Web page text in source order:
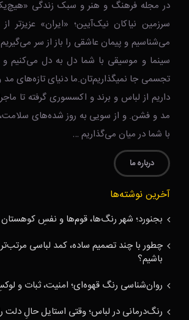
در مجله فرهنگ و هنر و سبک زندگی‌
سرزمین نیاکان نیک‌‌‌آیین؛ «ایران» عزیزتر
می‌شناسیم و پیمان عاشقی را باز از سر
سینما و موسیقی با شما دل به دل می‌کنیم و
تجسمی جا نمیگذاریم‌تان.ما دنیای تازه‌های مد
داریم از لباس و برند و اکسسوری گرفته تا
مد و فشن. و از سویی به روز شده‌های سلامت،
با شما در میان می‌گذاریم …
درباره ما
آخرین نوشته‌ها
بجنورد؛ شهر رنگ‌ها، قوم‌ها و نفسِ کوهستان
چطور با چند تصمیم ساده، کمد لباسی
باشیم؟
روان‌شناسی رنگ قهوه‌ای؛ امنیت، ثبات و
رنگ‌درمانی در لباس؛ وقتی استایل حالِ